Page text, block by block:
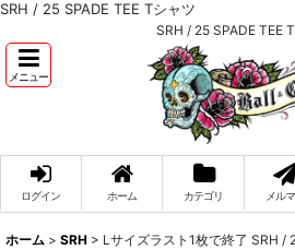
SRH / 25 SPADE TEE Tシャツ
SRH / 25 SPADE TEE
メニュー
ログイン ホーム カテゴリ メル
ホーム > SRH > Lサイズラスト1枚で終了 SRH /